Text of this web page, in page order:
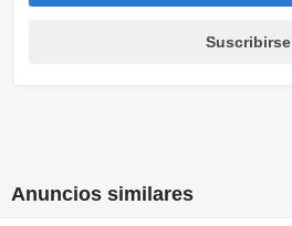
Suscribirse
Anuncios similares